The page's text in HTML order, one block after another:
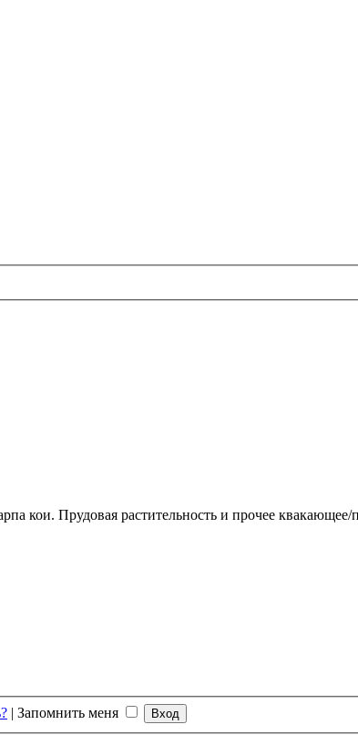
кои. Прудовая растительность и прочее квакающее/
| Запомнить меня